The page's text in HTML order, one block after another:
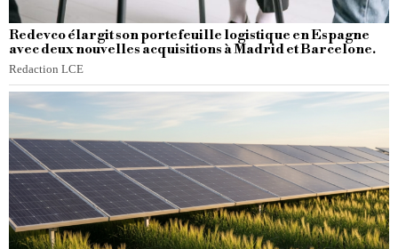
Redevco élargit son portefeuille logistique en Espagne
avec deux nouvelles acquisitions à Madrid et Barcelone.
Redaction LCE